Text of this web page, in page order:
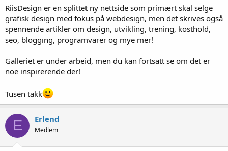
RiisDesign er en splittet ny nettside som primært skal selge
grafisk design med fokus på webdesign, men det skrives også
spennende artikler om design, utvikling, trening, kosthold,
seo, blogging, programvarer og mye mer!
Galleriet er under arbeid, men du kan fortsatt se om det er
noe inspirerende der!
Tusen takk
E Erlend
Medlem